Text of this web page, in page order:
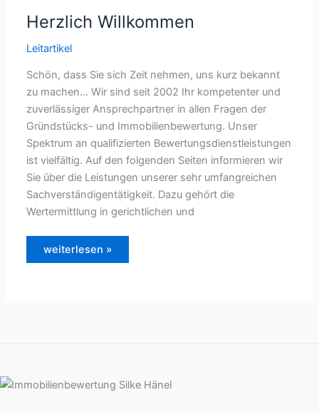
Herzlich Willkommen
Leitartikel
Schön, dass Sie sich Zeit nehmen, uns kurz bekannt
zu machen... Wir sind seit 2002 Ihr kompetenter und
zuverlässiger Ansprechpartner in allen Fragen der
Gründstücks- und Immobilienbewertung. Unser
Spektrum an qualifizierten Bewertungsdienstleistungen
ist vielfältig. Auf den folgenden Seiten informieren wir
Sie über die Leistungen unserer sehr umfangreichen
Sachverständigentätigkeit. Dazu gehört die
Wertermittlung in gerichtlichen und
Herzlich
weiterlesen »